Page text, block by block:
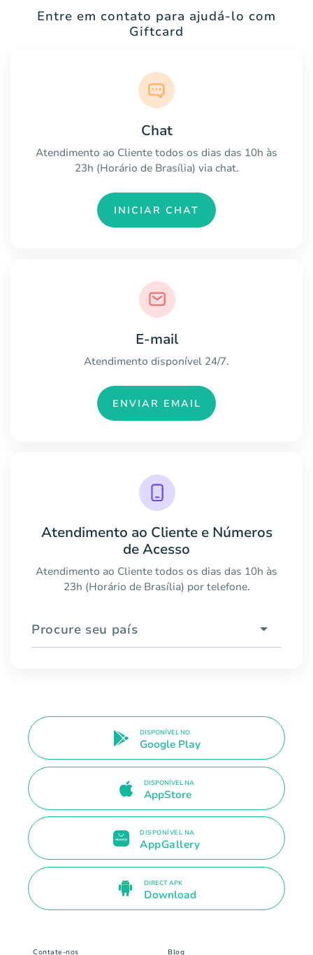
Entre em contato para ajudá-lo com
Giftcard
Chat
Atendimento ao Cliente todos os dias das 10h às
23h (Horário de Brasília) via chat.
INICIAR CHAT
E-mail
Atendimento disponível 24/7.
ENVIAR EMAIL
Atendimento ao Cliente e Números
de Acesso
Atendimento ao Cliente todos os dias das 10h às
23h (Horário de Brasília) por telefone.
Procure seu país
DISPONÍVEL NO
Google Play
DISPONÍVEL NA
AppStore
DISPONÍVEL NA
AppGallery
DIRECT APK
Download
Contate-nos Blog